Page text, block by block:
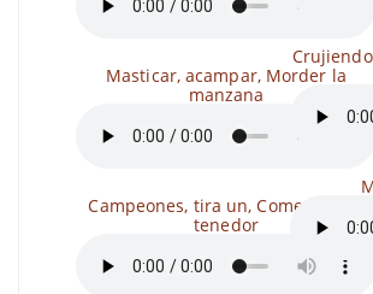
Masticar, acampar, Morder la
manzana
Campeones, tira un, Come con un
tenedor